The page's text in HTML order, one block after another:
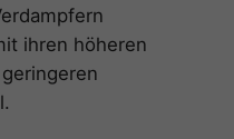
ihren höheren